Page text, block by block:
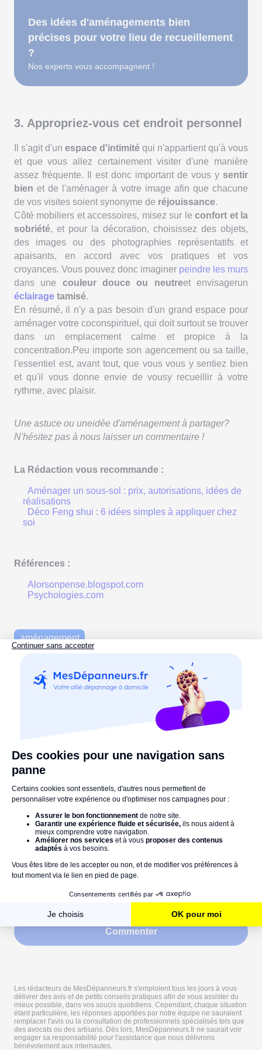
Des idées d'aménagements bien
précises pour votre lieu de recueillement
?
Nos experts vous accompagnent !
3. Appropriez-vous cet endroit personnel
Il s'agit d'un espace d'intimité qui n'appartient qu'à vous
et que vous allez certainement visiter d'une manière
assez fréquente. Il est donc important de vous y sentir
bien et de l'aménager à votre image afin que chacune
de vos visites soient synonyme de réjouissance.
Côté mobiliers et accessoires, misez sur leconfort et la
sobriété, et pour la décoration, choisissez des objets,
des images ou des photographies représentatifs et
apaisants, en accord avec vos pratiques et vos
croyances. Vous pouvez donc imaginer peindre les murs
dans une couleur douce ou neutreet envisagerun
éclairage tamisé.
En résumé, il n'y a pas besoin d'un grand espace pour
aménager votre coconspirituel, qui doit surtout se trouver
dans un emplacement calme et propice à la
concentration.Peu importe son agencement ou sa taille,
l'essentiel est, avant tout, que vous vous y sentiez bien
et qu'il vous donne envie de vousy recueillir à votre
rythme, avec plaisir.
Une astuce ou uneidée d'aménagement à partager?
N'hésitez pas à nous laisser un commentaire !
La Rédaction vous recommande :
Aménager un sous-sol : prix, autorisations, idées de
réalisations
Déco Feng shui : 6 idées simples à appliquer chez
soi
Références :
Alorsonpense.blogspot.com
Psychologies.com
aménagement
Commentaires :
Commentaires
Commenter
Les rédacteurs de MesDépanneurs.fr s'emploient tous les jours à vous
délivrer des avis et de petits conseils pratiques afin de vous assister du
mieux possible, dans vos soucis quotidiens. Cependant, chaque situation
étant particulière, les réponses apportées par notre équipe ne sauraient
remplacer l'avis ou la consultation de professionnels spécialisés tels que
des avocats ou des artisans. Dès lors, MesDépanneurs.fr ne saurait voir
engager sa responsabilité pour l'assistance que nous délivrons
bénévolement aux internautes.